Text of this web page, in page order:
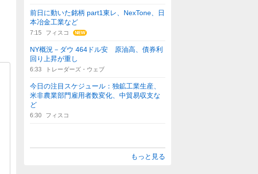
前日に動いた銘柄 part1東レ、NexTone、日
本冶金工業など
7:15 フィスコ
NY概況－ダウ 464ドル安 原油高、債券利
回り上昇が重し
6:33 トレーダーズ・ウェブ
今日の注目スケジュール：独鉱工業生産、
米非農業部門雇用者数変化、中貿易収支な
ど
6:30 フィスコ
もっと見る